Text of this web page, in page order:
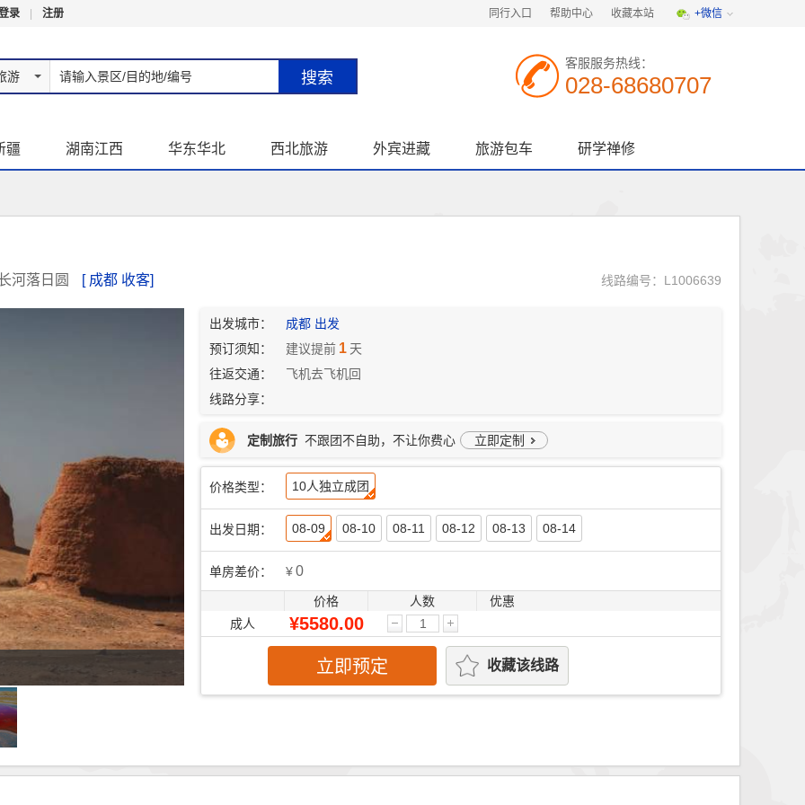
录 注册 同行入口 帮助中心 收藏本站 +微信
游
客服服务热线：
028-68680707
疆 湖南江西 华东华北 西北旅游 外宾进藏 旅游包车 研学禅修
线路编号：L1006639
河落日圆 [ 成都 收客]
出发城市：
成都 出发
预订须知：
建议提前 1 天
往返交通：
飞机去飞机回
线路分享：
定制旅行 不跟团不自助，不让你费心 立即定制
价格类型： 10人独立成团
出发日期： 08-09 08-10 08-11 08-12 08-13 08-14
单房差价： ¥0
价格 人数
优惠
成人
¥5580.00
收藏该线路